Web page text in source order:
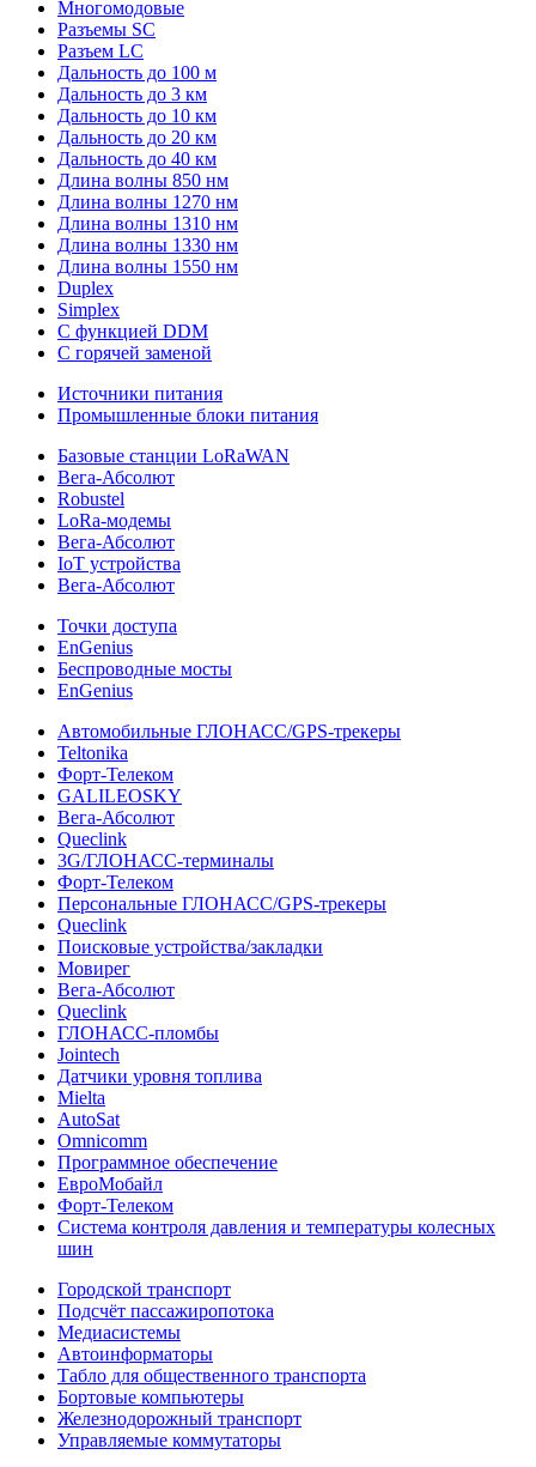
Многомодовые
Разъемы SC
Разъем LC
Дальность до 100 м
Дальность до 3 км
Дальность до 10 км
Дальность до 20 км
Дальность до 40 км
Длина волны 850 нм
Длина волны 1270 нм
Длина волны 1310 нм
Длина волны 1330 нм
Длина волны 1550 нм
Duplex
Simplex
С функцией DDM
С горячей заменой
Источники питания
Промышленные блоки питания
Базовые станции LoRaWAN
Вега-Абсолют
Robustel
LoRa-модемы
Вега-Абсолют
IoT устройства
Вега-Абсолют
Точки доступа
EnGenius
Беспроводные мосты
EnGenius
Автомобильные ГЛОНАСС/GPS-трекеры
Teltonika
Форт-Телеком
GALILEOSKY
Вега-Абсолют
Queclink
3G/ГЛОНАСС-терминалы
Форт-Телеком
Персональные ГЛОНАСС/GPS-трекеры
Queclink
Поисковые устройства/закладки
Мовирег
Вега-Абсолют
Queclink
ГЛОНАСС-пломбы
Jointech
Датчики уровня топлива
Mielta
AutoSat
Omnicomm
Программное обеспечение
ЕвроМобайл
Форт-Телеком
Система контроля давления и температуры колесных
шин
Городской транспорт
Подсчёт пассажиропотока
Медиасистемы
Автоинформаторы
Табло для общественного транспорта
Бортовые компьютеры
Железнодорожный транспорт
Управляемые коммутаторы